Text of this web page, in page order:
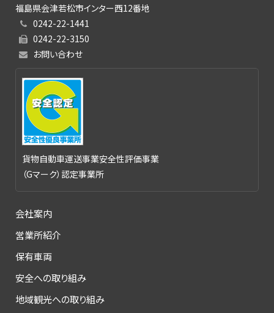
福島県会津若松市インター西12番地
0242-22-1441
0242-22-3150
お問い合わせ
貨物自動車運送事業安全性評価事業
（Gマーク）認定事業所
会社案内
営業所紹介
保有車両
安全への取り組み
地域観光への取り組み